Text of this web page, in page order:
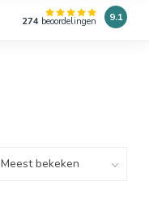
274 beoordelingen 9.1